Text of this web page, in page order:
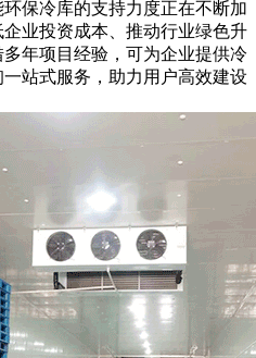
冷库的支持力度正在不断加
业投资成本、推动行业绿色升
年项目经验，可为企业提供冷
站式服务，助力用户高效建设